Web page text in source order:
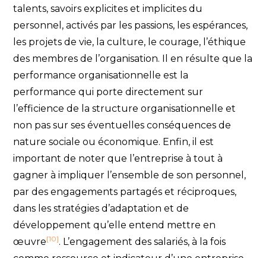
talents, savoirs explicites et implicites du
personnel, activés par les passions, les espérances,
les projets de vie, la culture, le courage, l’éthique
des membres de l’organisation. Il en résulte que la
performance organisationnelle est la
performance qui porte directement sur
l’efficience de la structure organisationnelle et
non pas sur ses éventuelles conséquences de
nature sociale ou économique. Enfin, il est
important de noter que l’entreprise à tout à
gagner à impliquer l’ensemble de son personnel,
par des engagements partagés et réciproques,
dans les stratégies d’adaptation et de
développement qu’elle entend mettre en
œuvre[10]. L’engagement des salariés, à la fois